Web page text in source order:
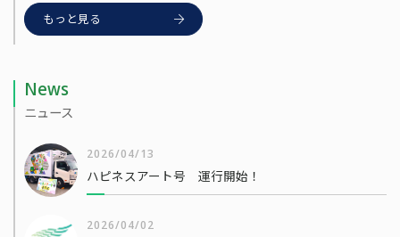
もっと見る
News
ニュース
2026/04/13
ハピネスアート号 運行開始！
2026/04/02